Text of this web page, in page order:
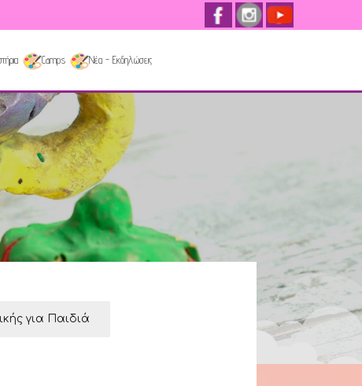
Camps Νέα - Εκδηλώσεις
για Παιδιά